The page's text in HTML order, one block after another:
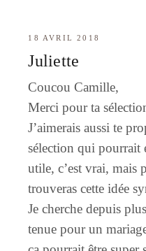
18 AVRIL 2018
Juliette
Coucou Camille,
Merci pour ta
J’aimerais aussi te
sélection qui pourrait
utile, c’est vrai, mais
trouveras cette idée
Je cherche depuis
tenue pour un